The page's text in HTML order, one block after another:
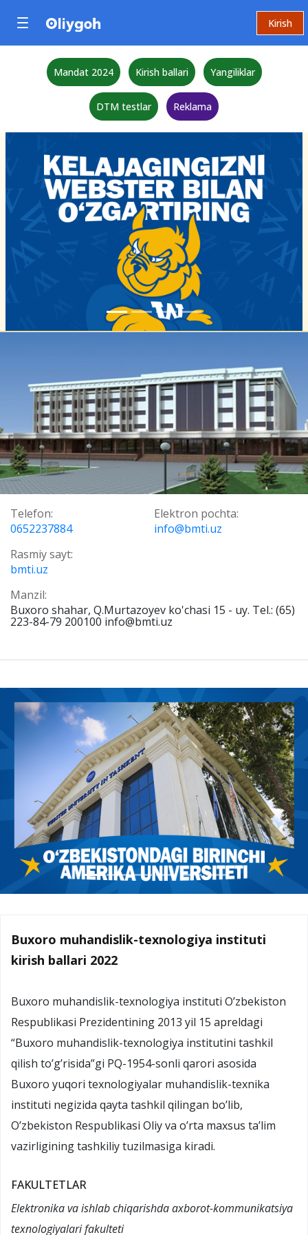
Kirish
Mandat 2024 Kirish ballari Yangiliklar
DTM testlar Reklama
Telefon:
0652237884
Elektron pochta:
info@bmti.uz
Rasmiy sayt:
bmti.uz
Manzil:
Buxoro shahar, Q.Murtazoyev ko'chasi 15 - uy. Tel.: (65)
223-84-79 200100 info@bmti.uz
Buxoro muhandislik-texnologiya instituti
kirish ballari 2022
Buxoro muhandislik-texnologiya instituti O’zbekiston
Respublikasi Prezidentining 2013 yil 15 apreldagi
“Buxoro muhandislik-texnologiya institutini tashkil
qilish to’g’risida”gi PQ-1954-sonli qarori asosida
Buxoro yuqori texnologiyalar muhandislik-texnika
instituti negizida qayta tashkil qilingan bo’lib,
O’zbekiston Respublikasi Oliy va o’rta maxsus ta’lim
vazirligining tashkiliy tuzilmasiga kiradi.
FAKULTETLAR
Elektronika va ishlab chiqarishda axborot-kommunikatsiya
texnologiyalari fakulteti